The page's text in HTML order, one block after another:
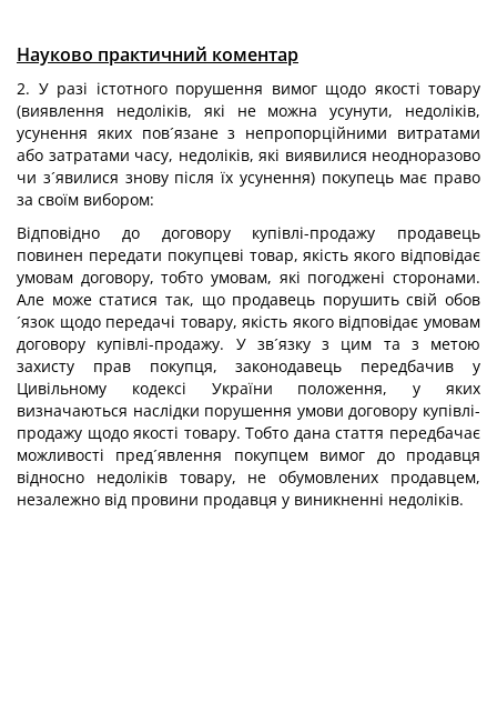
Науково практичний коментар
2. У разі істотного порушення вимог щодо якості товару
(виявлення недоліків, які не можна усунути, недоліків,
усунення яких пов´язане з непропорційними витратами
або затратами часу, недоліків, які виявилися неодноразово
чи з´явилися знову після їх усунення) покупець має право
за своїм вибором:
Відповідно до договору купівлі-продажу продавець
повинен передати покупцеві товар, якість якого відповідає
умовам договору, тобто умовам, які погоджені сторонами.
Але може статися так, що продавець порушить свій обов
´язок щодо передачі товару, якість якого відповідає умовам
договору купівлі-продажу. У зв´язку з цим та з метою
захисту прав покупця, законодавець передбачив у
Цивільному кодексі України положення, у яких
визначаються наслідки порушення умови договору купівлі-
продажу щодо якості товару. Тобто дана стаття передбачає
можливості пред´явлення покупцем вимог до продавця
відносно недоліків товару, не обумовлених продавцем,
незалежно від провини продавця у виникненні недоліків.